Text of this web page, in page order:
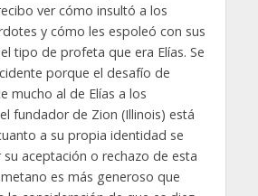
ver cómo insultó a los
y cómo les espoleó con sus
tipo de profeta que era Elías. Se
porque el desafío de
mucho al de Elías a los
fundador de Zion (Illinois) está
a su propia identidad se
aceptación o rechazo de esta
es más generoso que